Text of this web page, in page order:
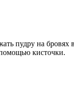
пудру на
кисточки.